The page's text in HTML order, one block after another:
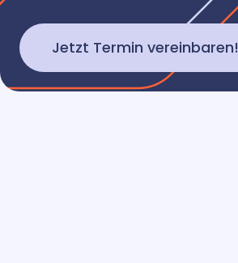
Jetzt Termin vereinbaren!